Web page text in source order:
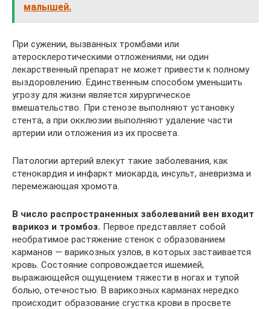
малышей.
При сужении, вызванных тромбами или
атеросклеротическими отложениями, ни один
лекарственный препарат не может привести к полному
выздоровлению. Единственным способом уменьшить
угрозу для жизни является хирургическое
вмешательство. При стенозе выполняют установку
стента, а при окклюзии выполняют удаление части
артерии или отложения из их просвета.
Патологии артерий влекут такие заболевания, как
стенокардия и инфаркт миокарда, инсульт, аневризма и
перемежающая хромота.
В число распространенных заболеваний вен входит
варикоз и тромбоз. Первое представляет собой
необратимое растяжение стенок с образованием
карманов — варикозных узлов, в которых застаивается
кровь. Состояние сопровождается ишемией,
выражающейся ощущением тяжести в ногах и тупой
болью, отечностью. В варикозных карманах нередко
происходит образование сгустка крови в просвете